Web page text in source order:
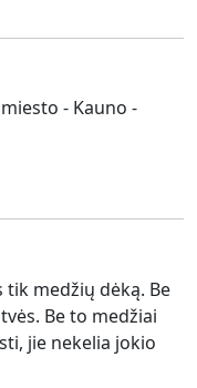
- Kauno -
medžių dėką. Be
Be to medžiai
jie nekelia jokio